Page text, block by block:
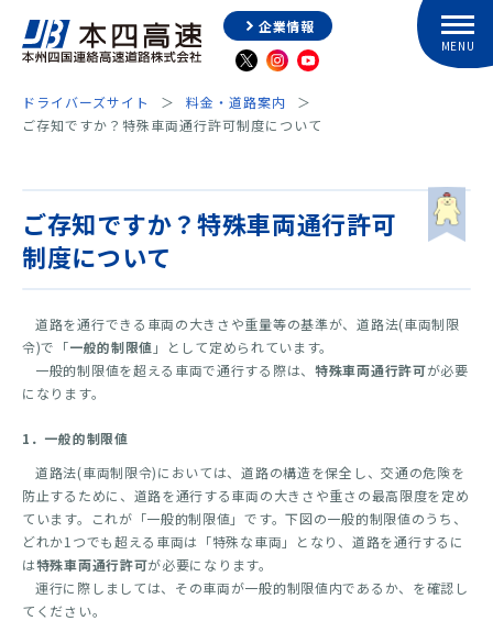
企業情報
ドライバーズサイト
料金・道路案内
ご存知ですか？特殊車両通行許可制度について
ご存知ですか？特殊車両通行許可
制度について
道路を通行できる車両の大きさや重量等の基準が、道路法(車両制限
令)で「一般的制限値 」として定められています。
一般的制限値を超える車両で通行する際は、 特殊車両通行許可が必要
になります。
1．一般的制限値
道路法(車両制限令)においては、道路の構造を保全し、交通の危険を
防止するために、道路を通行する車両の大きさや重さの最高限度を定め
ています。これが「一般的制限値」です。下図の一般的制限値のうち、
どれか1つでも超える車両は「特殊な車両」となり、道路を通行するに
は特殊車両通行許可が必要になります。
運行に際しましては、その車両が一般的制限値内であるか、を確認し
てください。